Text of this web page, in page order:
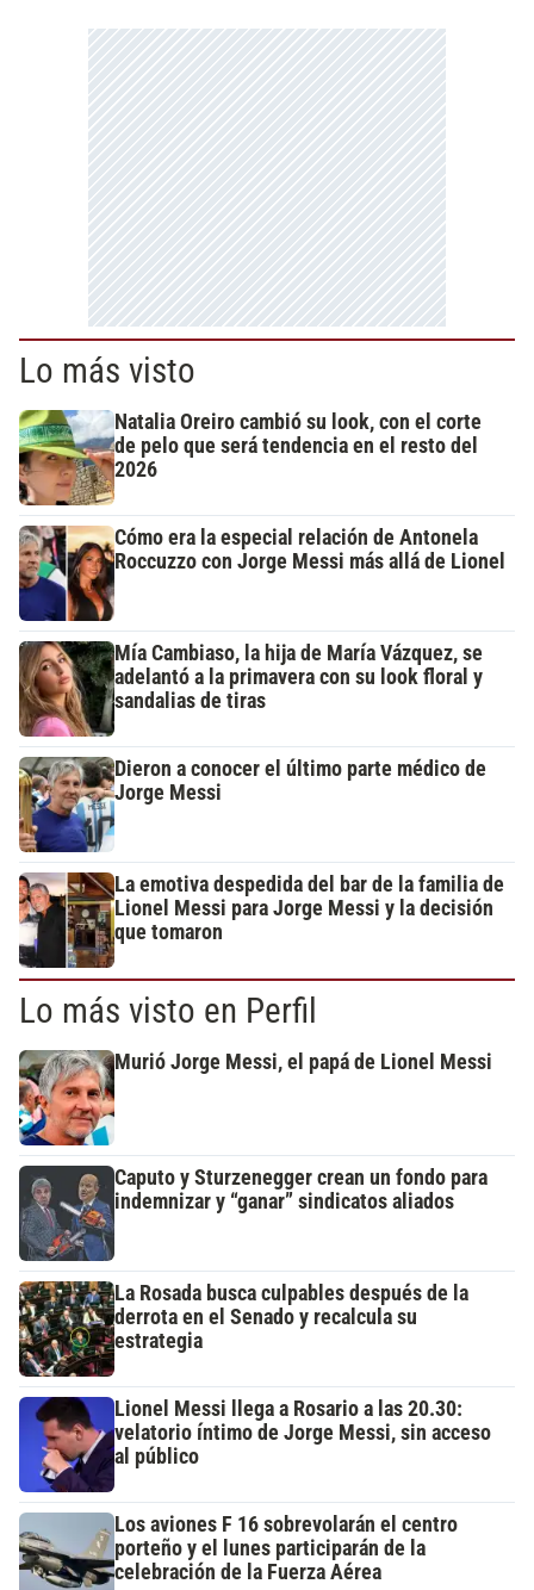
Lo más visto
Natalia Oreiro cambió su look, con el corte
de pelo que será tendencia en el resto del
2026
Cómo era la especial relación de Antonela
Roccuzzo con Jorge Messi más allá de Lionel
Mía Cambiaso, la hija de María Vázquez, se
adelantó a la primavera con su look floral y
sandalias de tiras
Dieron a conocer el último parte médico de
Jorge Messi
La emotiva despedida del bar de la familia de
Lionel Messi para Jorge Messi y la decisión
que tomaron
Lo más visto en Perfil
Murió Jorge Messi, el papá de Lionel Messi
Caputo y Sturzenegger crean un fondo para
indemnizar y “ganar” sindicatos aliados
La Rosada busca culpables después de la
derrota en el Senado y recalcula su
estrategia
Lionel Messi llega a Rosario a las 20.30:
velatorio íntimo de Jorge Messi, sin acceso
al público
Los aviones F 16 sobrevolarán el centro
porteño y el lunes participarán de la
celebración de la Fuerza Aérea